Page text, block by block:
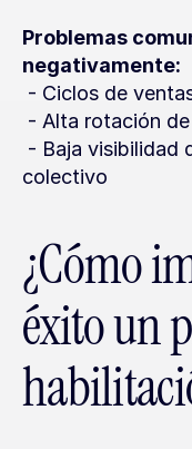
Problemas
negativamente:
- Ciclos de
- Alta rotación
colectivo
¿Cómo
éxito un